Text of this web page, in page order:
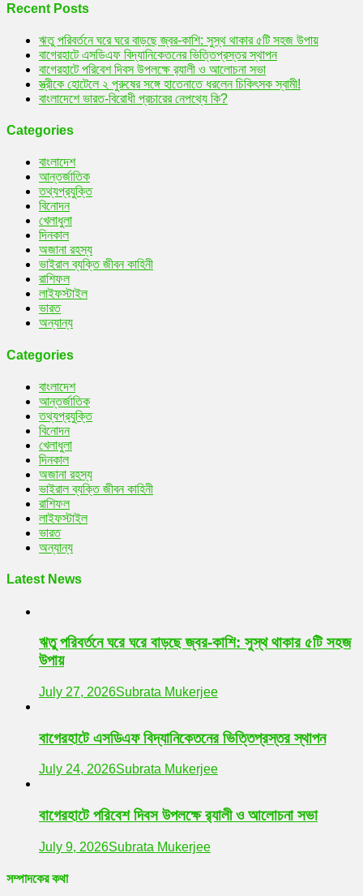
Recent Posts
ঋতু পরিবর্তনে ঘরে ঘরে বাড়ছে জ্বর-কাশি: সুস্থ থাকার ৫টি সহজ উপায়
বাগেরহাটে এসডিএফ বিদ্যানিকেতনের ভিত্তিপ্রস্তর স্থাপন
বাগেরহাটে পরিবেশ দিবস উপলক্ষে র‌্যালী ও আলোচনা সভা
স্ত্রীকে হোটেলে ২ পুরুষের সঙ্গে হাতেনাতে ধরলেন চিকিৎসক স্বামী!
বাংলাদেশে ভারত-বিরোধী প্রচারের নেপথ্যে কি?
Categories
বাংলাদেশ
আন্তর্জাতিক
তথ্যপ্রযুক্তি
বিনোদন
খেলাধুলা
দিনকাল
অজানা রহস্য
ভাইরাল ব্যক্তি জীবন কাহিনী
রাশিফল
লাইফস্টাইল
ভারত
অন্যান্য
Categories
বাংলাদেশ
আন্তর্জাতিক
তথ্যপ্রযুক্তি
বিনোদন
খেলাধুলা
দিনকাল
অজানা রহস্য
ভাইরাল ব্যক্তি জীবন কাহিনী
রাশিফল
লাইফস্টাইল
ভারত
অন্যান্য
Latest News
ঋতু পরিবর্তনে ঘরে ঘরে বাড়ছে জ্বর-কাশি: সুস্থ থাকার ৫টি সহজ
উপায়
July 27, 2026Subrata Mukerjee
বাগেরহাটে এসডিএফ বিদ্যানিকেতনের ভিত্তিপ্রস্তর স্থাপন
July 24, 2026Subrata Mukerjee
বাগেরহাটে পরিবেশ দিবস উপলক্ষে র‌্যালী ও আলোচনা সভা
July 9, 2026Subrata Mukerjee
সম্পাদকের কথা